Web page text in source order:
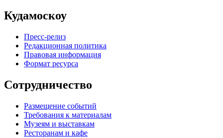
Кудамоскоу
Пресс-релиз
Редакционная политика
Правовая информация
Формат ресурса
Сотрудничество
Размещение событий
Требования к материалам
Музеям и выставкам
Ресторанам и кафе